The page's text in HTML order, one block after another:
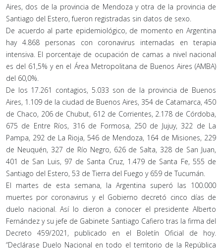
Aires, dos de la provincia de Mendoza y otra de la provincia de
Santiago del Estero, fueron registradas sin datos de sexo.
De acuerdo al parte epidemiológico, de momento en Argentina
hay 4.868 personas con coronavirus internadas en terapia
intensiva. El porcentaje de ocupación de camas a nivel nacional
es del 61,5% y en el Área Metropolitana de Buenos Aires (AMBA)
del 60,0%.
De los 17.261 contagios, 5.033 son de la provincia de Buenos
Aires, 1.109 de la ciudad de Buenos Aires, 354 de Catamarca, 450
de Chaco, 206 de Chubut, 612 de Corrientes, 2.178 de Córdoba,
675 de Entre Ríos, 316 de Formosa, 250 de Jujuy, 322 de La
Pampa, 292 de La Rioja, 546 de Mendoza, 164 de Misiones, 229
de Neuquén, 327 de Río Negro, 626 de Salta, 328 de San Juan,
401 de San Luis, 97 de Santa Cruz, 1.479 de Santa Fe, 555 de
Santiago del Estero, 53 de Tierra del Fuego y 659 de Tucumán.
El martes de esta semana, la Argentina superó las 100.000
muertes por coronavirus y el Gobierno decretó cinco días de
duelo nacional. Así lo dieron a conocer el presidente Alberto
Fernández y su jefe de Gabinete Santiago Cafiero tras la firma del
Decreto 459/2021, publicado en el Boletín Oficial de hoy.
“Declárase Duelo Nacional en todo el territorio de la República